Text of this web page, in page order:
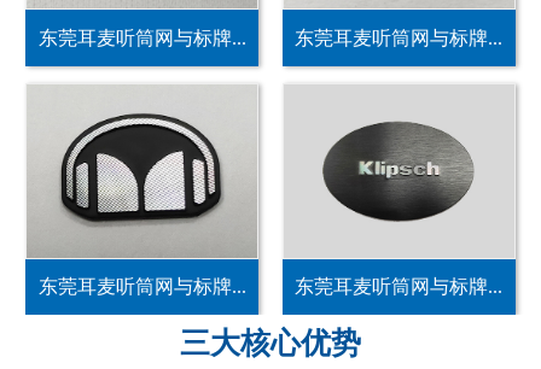
东莞耳麦听筒网与标牌... 东莞耳麦听筒网与标牌...
东莞耳麦听筒网与标牌... 东莞耳麦听筒网与标牌...
三大核心优势